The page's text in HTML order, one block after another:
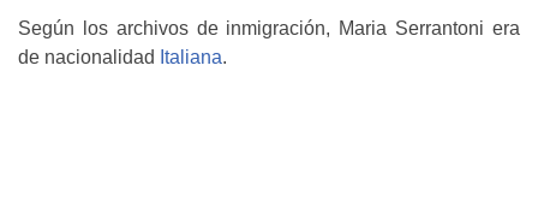
Según los archivos de inmigración, Maria Serrantoni era
de nacionalidad Italiana.